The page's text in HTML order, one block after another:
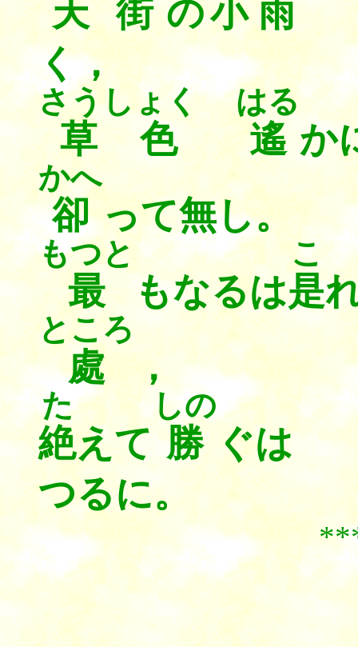
天街 の小雨
く，
草色
さうしょく
遙
はる
か
卻
かへ
って無し。
最
もつと
もなるは是
こ
處
ところ
，
絶
た
えて 勝
しの
ぐ
つるに。